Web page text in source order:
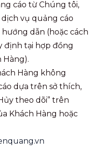
cáo từ Chúng tôi,
vụ quảng cáo
dẫn (hoặc cách
định tại hợp đồng
Hàng).
Hàng không
dựa trên sở thích,
theo dõi” trên
Khách Hàng hoặc